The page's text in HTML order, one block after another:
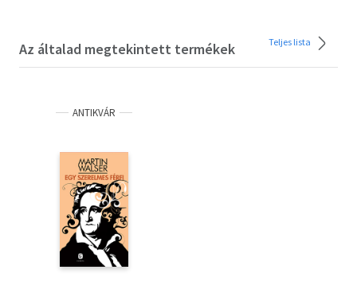
Az általad megtekintett termékek Teljes lista
ANTIKVÁR